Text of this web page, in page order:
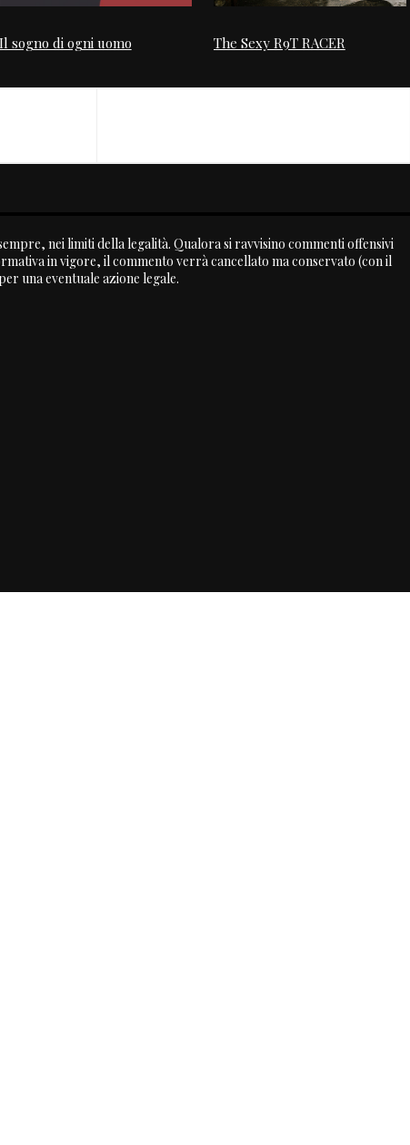
Il sogno di ogni uomo The Sexy R9T RACER
nei limiti della legalità. Qualora si ravvisino commenti offensivi
in vigore, il commento verrà cancellato ma conservato (con il
una eventuale azione legale.